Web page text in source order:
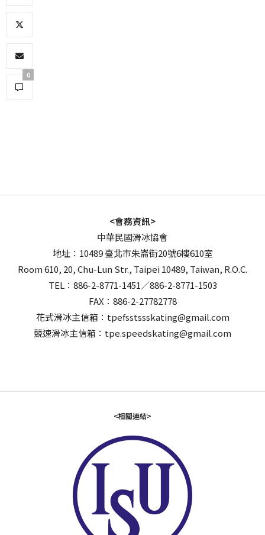
0
<會務資訊>
中華民國滑冰協會
地址：10489 臺北市朱崙街20號6樓610室
Room 610, 20, Chu-Lun Str., Taipei 10489, Taiwan, R.O.C.
TEL：886-2-8771-1451／886-2-8771-1503
FAX：886-2-27782778
花式滑冰主信箱：tpefsstssskating@gmail.com
競速滑冰主信箱：tpe.speedskating@gmail.com
<相關連結>